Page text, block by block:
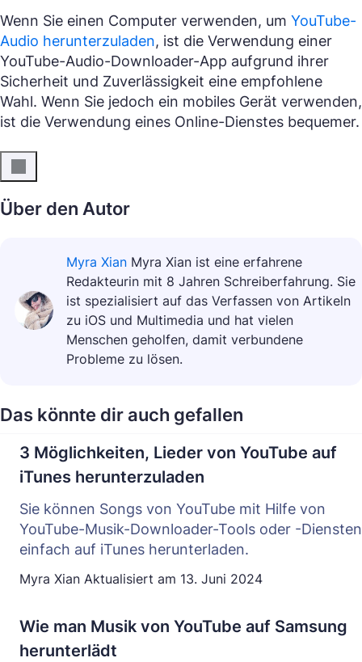
Wenn Sie einen Computer verwenden, um YouTube-
Audio herunterzuladen, ist die Verwendung einer
YouTube-Audio-Downloader-App aufgrund ihrer
Sicherheit und Zuverlässigkeit eine empfohlene
Wahl. Wenn Sie jedoch ein mobiles Gerät verwenden,
ist die Verwendung eines Online-Dienstes bequemer.
Über den Autor
Myra Xian Myra Xian ist eine erfahrene
Redakteurin mit 8 Jahren Schreiberfahrung. Sie
ist spezialisiert auf das Verfassen von Artikeln
zu iOS und Multimedia und hat vielen
Menschen geholfen, damit verbundene
Probleme zu lösen.
Das könnte dir auch gefallen
3 Möglichkeiten, Lieder von YouTube auf
iTunes herunterzuladen
Sie können Songs von YouTube mit Hilfe von
YouTube-Musik-Downloader-Tools oder -Diensten
einfach auf iTunes herunterladen.
Myra Xian Aktualisiert am 13. Juni 2024
Wie man Musik von YouTube auf Samsung
herunterlädt